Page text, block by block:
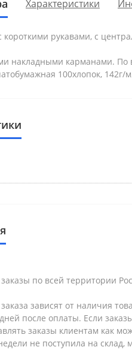
Характеристики
короткими рукавами, с
накладными карманами. По
100хлопок, 142г/
по всей территории
зависят от наличия
после оплаты. Если
заказы клиентам как
не поступила на